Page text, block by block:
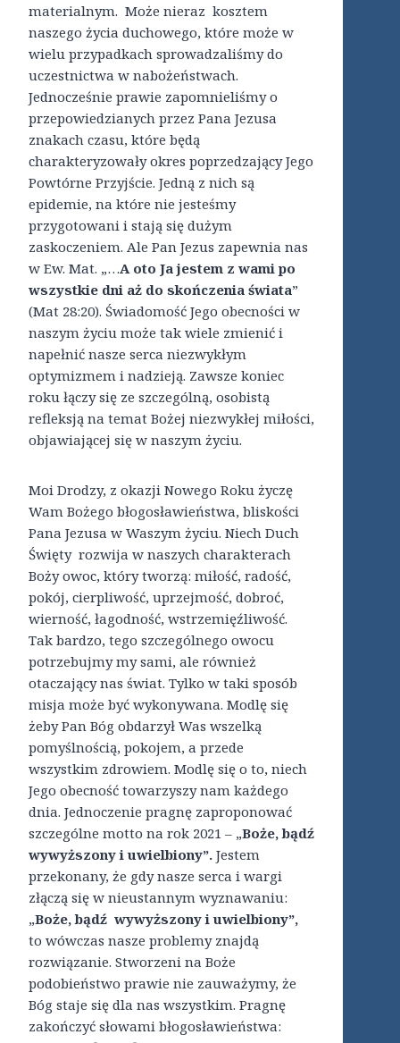
materialnym. Może nieraz kosztem
naszego życia duchowego, które może w
wielu przypadkach sprowadzaliśmy do
uczestnictwa w nabożeństwach.
Jednocześnie prawie zapomnieliśmy o
przepowiedzianych przez Pana Jezusa
znakach czasu, które będą
charakteryzowały okres poprzedzający Jego
Powtórne Przyjście. Jedną z nich są
epidemie, na które nie jesteśmy
przygotowani i stają się dużym
zaskoczeniem. Ale Pan Jezus zapewnia nas
w Ew. Mat. „…A oto Ja jestem z wami po
wszystkie dni aż do skończenia świata”
(Mat 28:20). Świadomość Jego obecności w
naszym życiu może tak wiele zmienić i
napełnić nasze serca niezwykłym
optymizmem i nadzieją. Zawsze koniec
roku łączy się ze szczególną, osobistą
refleksją na temat Bożej niezwykłej miłości,
objawiającej się w naszym życiu.
Moi Drodzy, z okazji Nowego Roku życzę
Wam Bożego błogosławieństwa, bliskości
Pana Jezusa w Waszym życiu. Niech Duch
Święty rozwija w naszych charakterach
Boży owoc, który tworzą: miłość, radość,
pokój, cierpliwość, uprzejmość, dobroć,
wierność, łagodność, wstrzemięźliwość.
Tak bardzo, tego szczególnego owocu
potrzebujmy my sami, ale również
otaczający nas świat. Tylko w taki sposób
misja może być wykonywana. Modlę się
żeby Pan Bóg obdarzył Was wszelką
pomyślnością, pokojem, a przede
wszystkim zdrowiem. Modlę się o to, niech
Jego obecność towarzyszy nam każdego
dnia. Jednoczenie pragnę zaproponować
szczególne motto na rok 2021 – „Boże, bądź
wywyższony i uwielbiony”. Jestem
przekonany, że gdy nasze serca i wargi
złączą się w nieustannym wyznawaniu:
„Boże, bądź wywyższony i uwielbiony”,
to wówczas nasze problemy znajdą
rozwiązanie. Stworzeni na Boże
podobieństwo prawie nie zauważymy, że
Bóg staje się dla nas wszystkim. Pragnę
zakończyć słowami błogosławieństwa: